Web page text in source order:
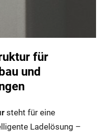
für
und
steht für eine
Ladelösung –